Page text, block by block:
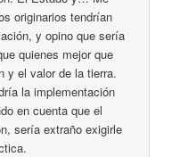
originarios tendrían
y opino que sería
quienes mejor que
y el valor de la tierra.
la implementación
en cuenta que el
sería extraño exigirle